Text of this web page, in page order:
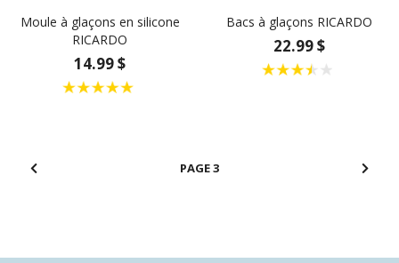
Moule à glaçons en silicone
RICARDO
14.99 $
Bacs à glaçons RICARDO
22.99 $
3